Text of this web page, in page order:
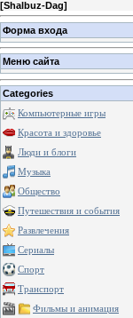
[Shalbuz-Dag]
Форма входа
Меню сайта
Categories
Компьютерные игры
Красота и здоровье
Люди и блоги
Музыка
Общество
Путешествия и события
Развлечения
Сериалы
Спорт
Транспорт
Фильмы и анимация